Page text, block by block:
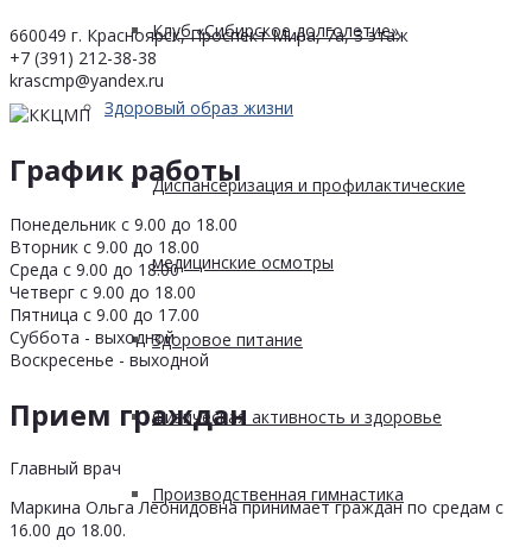
Клуб «Сибирское долголетие»
Здоровый образ жизни
Диспансеризация и профилактические
медицинские осмотры
Здоровое питание
Физическая активность и здоровье
Производственная гимнастика
660049 г. Красноярск, Проспект Мира, 7а, 3 этаж
+7 (391) 212-38-38
krascmp@yandex.ru
График работы
Понедельник с 9.00 до 18.00
Вторник с 9.00 до 18.00
Среда с 9.00 до 18.00
Четверг с 9.00 до 18.00
Пятница с 9.00 до 17.00
Суббота - выходной
Воскресенье - выходной
Прием граждан
Главный врач
Маркина Ольга Леонидовна принимает граждан по средам с
16.00 до 18.00.